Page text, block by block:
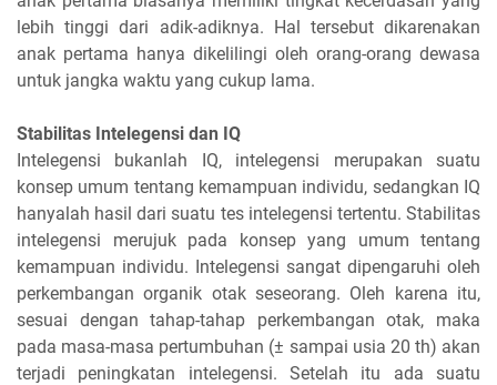
lebih tinggi dari adik-adiknya. Hal tersebut dikarenakan
anak pertama hanya dikelilingi oleh orang-orang dewasa
untuk jangka waktu yang cukup lama.
Stabilitas Intelegensi dan IQ
Intelegensi bukanlah IQ, intelegensi merupakan suatu
konsep umum tentang kemampuan individu, sedangkan IQ
hanyalah hasil dari suatu tes intelegensi tertentu. Stabilitas
intelegensi merujuk pada konsep yang umum tentang
kemampuan individu. Intelegensi sangat dipengaruhi oleh
perkembangan organik otak seseorang. Oleh karena itu,
sesuai dengan tahap-tahap perkembangan otak, maka
pada masa-masa pertumbuhan (± sampai usia 20 th) akan
terjadi peningkatan intelegensi. Setelah itu ada suatu